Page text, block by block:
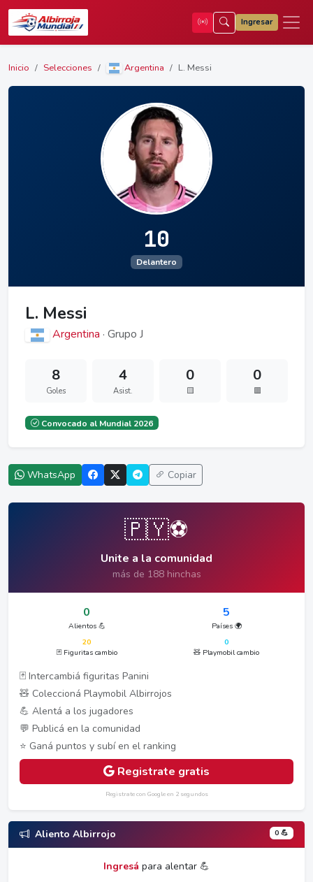
Ingresar
Inicio Selecciones Argentina L. Messi
10
Delantero
L. Messi
Argentina · Grupo J
8
Goles
4
Asist.
0
🟨
0
🟥
Convocado al Mundial 2026
WhatsApp Copiar
🇵🇾⚽
Unite a la comunidad
más de 188 hinchas
0
Alientos 💪
5
Países 🌍
20
🃏 Figuritas cambio
0
🧸 Playmobil cambio
🃏 Intercambiá figuritas Panini
🧸 Coleccioná Playmobil Albirrojos
💪 Alentá a los jugadores
💬 Publicá en la comunidad
⭐ Ganá puntos y subí en el ranking
Registrate gratis
Registrate con Google en 2 segundos
Aliento Albirrojo 0 💪
Ingresá para alentar 💪